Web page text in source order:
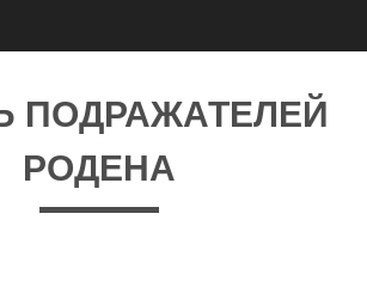
ПОДРАЖАТЕЛЕЙ
РОДЕНА